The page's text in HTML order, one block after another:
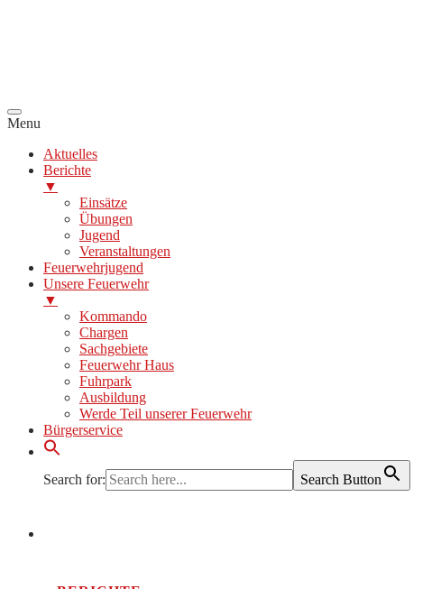
Menu
Aktuelles
Berichte
▼
Einsätze
Übungen
Jugend
Veranstaltungen
Feuerwehrjugend
Unsere Feuerwehr
▼
Kommando
Chargen
Sachgebiete
Feuerwehr Haus
Fuhrpark
Ausbildung
Werde Teil unserer Feuerwehr
Bürgerservice
Search for: Search Button